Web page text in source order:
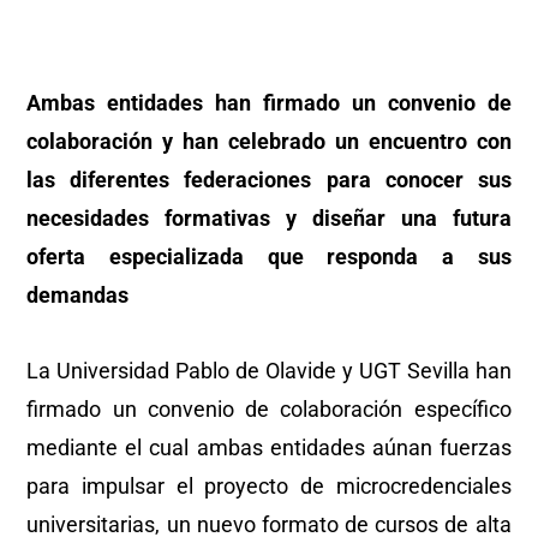
Ambas entidades han firmado un convenio de
colaboración y han celebrado un encuentro con
las diferentes federaciones para conocer sus
necesidades formativas y diseñar una futura
oferta especializada que responda a sus
demandas
La Universidad Pablo de Olavide y UGT Sevilla han
firmado un convenio de colaboración específico
mediante el cual ambas entidades aúnan fuerzas
para impulsar el proyecto de microcredenciales
universitarias, un nuevo formato de cursos de alta